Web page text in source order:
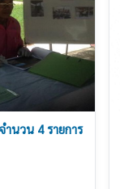
ำนวน 4 รายการ